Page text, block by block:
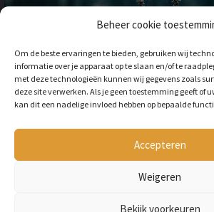
Beheer cookie
Om de beste ervaringen te bieden, gebruiken wij
informatie over je apparaat op te slaan en/of te
met deze technologieën kunnen wij gegevens zoals
deze site verwerken. Als je geen toestemming geeft of
kan dit een nadelige invloed hebben op bepaalde
Accepteren
Weigeren
Bekijk voorkeuren
BUITENLAND: HOE HOUD JE
REKENING MET
ONGEWENSTE DIEREN?
BY LILIAN 3 JAAR AGO
Als je op vakantie gaat naar het
buitenland, is niet alleen het cultuur en
de temperatuur anders, ook kan het zijn
dat er verschillende dieren...